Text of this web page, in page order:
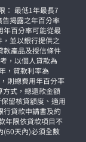
： 最低1年最長7
揭露之年百分率
年百分率可能從最
並以銀行提供之
款產品及授信條件
，以個人貸款為
，貸款利率為
則總費用年百分率
式，總還款金額
留核貸額度、適用
行貸款申請書及約
年限依貸款項目不
(60天內)必須全數